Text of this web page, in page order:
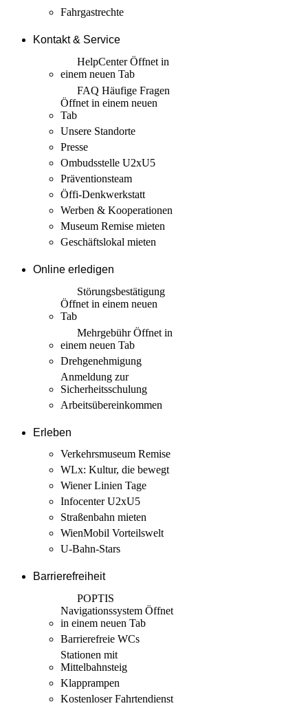
Fahrgastrechte
Kontakt & Service
HelpCenterÖffnet in
einem neuen Tab
FAQ Häufige Fragen
Öffnet in einem neuen
Tab
Unsere Standorte
Presse
Ombudsstelle U2xU5
Präventionsteam
Öffi-Denkwerkstatt
Werben & Kooperationen
Museum Remise mieten
Geschäftslokal mieten
Online erledigen
Störungs­bestätigung
Öffnet in einem neuen
Tab
MehrgebührÖffnet in
einem neuen Tab
Drehgenehmigung
Anmeldung zur
Sicherheits­schulung
Arbeits­übereinkommen
Erleben
Verkehrsmuseum Remise
WLx: Kultur, die bewegt
Wiener Linien Tage
Infocenter U2xU5
Straßenbahn mieten
WienMobil Vorteilswelt
U-Bahn-Stars
Barrierefreiheit
POPTIS
Navigationssystem Öffnet
in einem neuen Tab
Barrierefreie WCs
Stationen mit
Mittelbahnsteig
Klapprampen
Kostenloser Fahrtendienst